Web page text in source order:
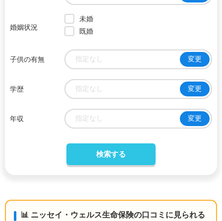
婚姻状況
未婚
既婚
子供の有無 指定なし 変更
学歴 指定なし 変更
年収 指定なし 変更
📊 ニッセイ・ウェルス生命保険の口コミに見られる